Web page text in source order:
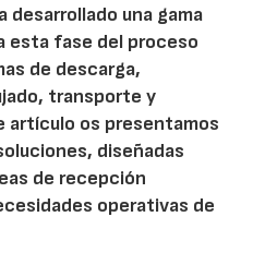
desarrollado una gama
esta fase del proceso
de descarga,
transporte y
artículo os presentamos
diseñadas
de recepción
operativas de